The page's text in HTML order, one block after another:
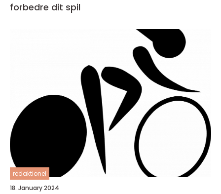
forbedre dit spil
redaktionel
18. January 2024